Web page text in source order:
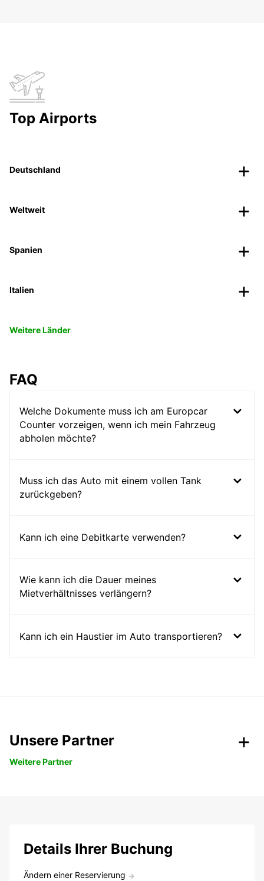
Top Airports
Deutschland
Weltweit
Spanien
Italien
Weitere Länder
FAQ
Welche Dokumente muss ich am Europcar
Counter vorzeigen, wenn ich mein Fahrzeug
abholen möchte?
Muss ich das Auto mit einem vollen Tank
zurückgeben?
Kann ich eine Debitkarte verwenden?
Wie kann ich die Dauer meines
Mietverhältnisses verlängern?
Kann ich ein Haustier im Auto transportieren?
Unsere Partner
Weitere Partner
Details Ihrer Buchung
Ändern einer Reservierung